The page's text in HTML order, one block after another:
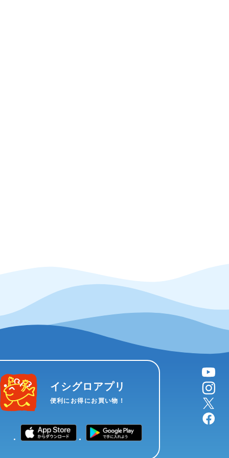
イシグロアプリ
便利にお得にお買い物！
YouTube
instagram
X
facebook